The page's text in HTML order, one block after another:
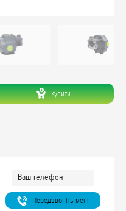
Купити
Передзвонiть менi